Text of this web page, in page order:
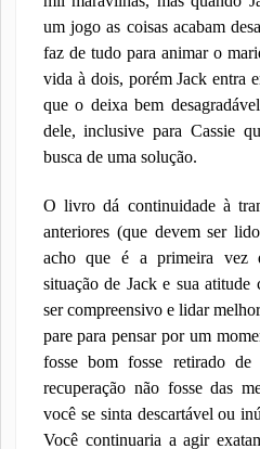
um jogo as coisas acabam
faz de tudo para animar o
vida à dois, porém Jack entra
que o deixa bem
dele, inclusive para Cassie
busca de uma solução.
O livro dá continuidade à
anteriores (que devem ser
acho que é a primeira vez
situação de Jack e sua
ser compreensivo e lidar
pare para pensar por um
fosse bom fosse retirado
recuperação não fosse das
você se sinta descartável ou
Você continuaria a agir